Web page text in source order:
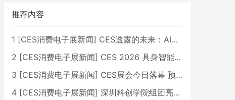
推荐内容
1 [CES消费电子展新闻] CES透露的未来：AI、机器人与智能生活大爆发
2 [CES消费电子展新闻] CES 2026 具身智能与创新领域 中国公司大放异彩
3 [CES消费电子展新闻] CES展会今日落幕 预计2026行业收入将超五千亿美元
4 [CES消费电子展新闻] 深圳科创学院组团亮相CES 广受好评